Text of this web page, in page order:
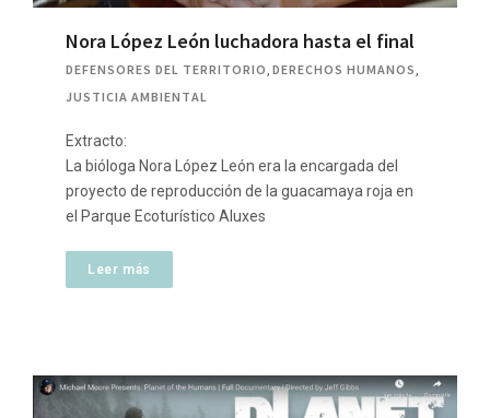
Nora López León luchadora hasta el final
DEFENSORES DEL TERRITORIO DERECHOS HUMANOS
JUSTICIA AMBIENTAL
Extracto:
La bióloga Nora López León era la encargada del
proyecto de reproducción de la guacamaya roja en
el Parque Ecoturístico Aluxes
Leer más